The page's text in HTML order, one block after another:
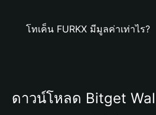
โทเค็น FURKX มีมูลค่าเท่าไร?
ดาวน์โหลด Bitget